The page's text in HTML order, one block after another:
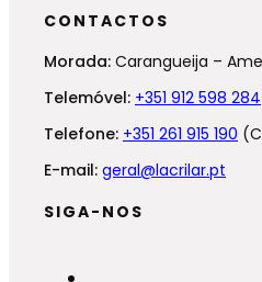
CONTACTOS
Morada: Carangueija –
Telemóvel: +351 912 598 284
Telefone: +351 261 915 190
E-mail: geral@lacrilar.pt
SIGA-NOS